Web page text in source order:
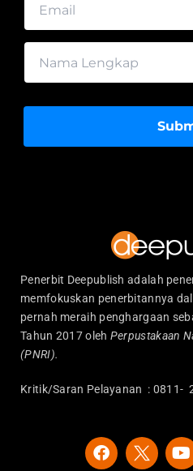
Penerbit Deepublish adalah
memfokuskan penerbitannya
pernah meraih penghargaan
Tahun 2017 oleh Perpustakaan
(PNRI).
Kritik/Saran Pelayanan : 0811-
F
a
Y
o